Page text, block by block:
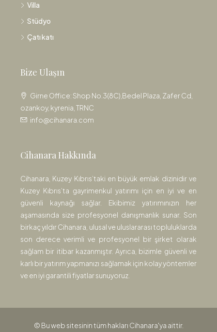
Villa
Stüdyo
Çatı katı
Bize Ulaşın
Girne Office: Shop No.3(8C),Bedel Plaza, Zafer Cd,
ozankoy, kyrenia, TRNC
info@cihanara.com
Cihanara Hakkında
Cihanara, Kuzey Kıbrıs’taki en büyük emlak dizinidir ve
Kuzey Kıbrıs’ta gayrimenkul yatırımı için en iyi ve en
güvenli kaynağı sağlar. Ekibimiz yatırımınızın her
aşamasında size profesyonel danışmanlık sunar. Son
birkaç yıldır Cihanara, ulusal ve uluslararası topluluklarda
son derece verimli ve profesyonel bir şirket olarak
sağlam bir itibar kazanmıştır. Ayrıca, bizimle güvenli ve
karlı bir yatırım yapmanızı sağlamak için kolay yöntemler
ve en iyi garantili fiyatlar sunuyoruz.
© Bu web sitesinin tüm hakları Cihanara'ya aittir.